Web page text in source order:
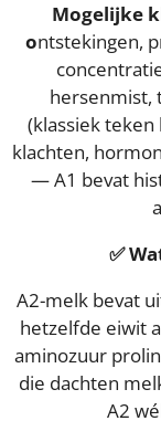
Mogelijke
ontstekingen,
hersenmist,
(klassiek
klachten,
— A1 bevat
✅
A2-melk bevat
hetzelfde eiwit
aminozuur
die dachten
A2